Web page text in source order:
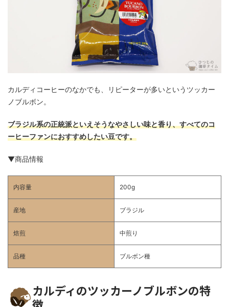
カルディコーヒーのなかでも、リピーターが多いというツッカー
ノブルボン。
ブラジル系の正統派といえそうなやさしい味と香り、すべてのコ
ーヒーファンにおすすめしたい豆です。
▼商品情報
内容量 200g
産地 ブラジル
焙煎 中煎り
品種 ブルボン種
カルディのツッカーノブルボンの特